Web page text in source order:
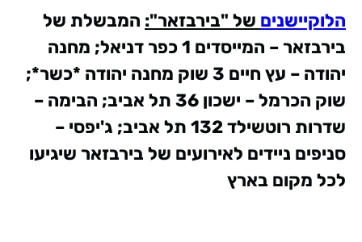
הלוקיישנים של "בירבזאר": המבשלת של
בירבזאר – המייסדים 1 כפר דניאל; מחנה
יהודה – עץ חיים 3 שוק מחנה יהודה *כשר*;
שוק הכרמל – ישכון 36 תל אביב; הבימה –
שדרות רוטשילד 132 תל אביב; ג'יפסי –
סניפים ניידים לאירועים של בירבזאר שיגיעו
לכל מקום בארץ